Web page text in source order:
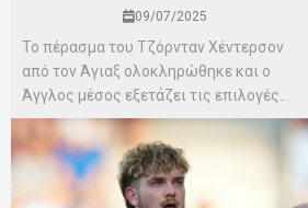
09/07/2025
Το πέρασμα του Τζόρνταν Χέντερσον
από τον Άγιαξ ολοκληρώθηκε και ο
Άγγλος μέσος εξετάζει τις επιλογές...